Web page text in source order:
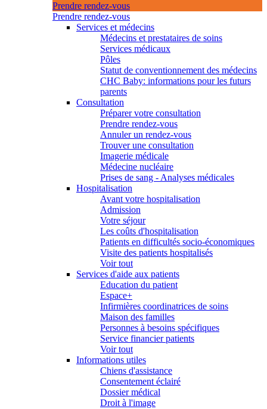
Prendre rendez-vous
Prendre rendez-vous
Services et médecins
Médecins et prestataires de soins
Services médicaux
Pôles
Statut de conventionnement des médecins
CHC Baby: informations pour les futurs
parents
Consultation
Préparer votre consultation
Prendre rendez-vous
Annuler un rendez-vous
Trouver une consultation
Imagerie médicale
Médecine nucléaire
Prises de sang - Analyses médicales
Hospitalisation
Avant votre hospitalisation
Admission
Votre séjour
Les coûts d'hospitalisation
Patients en difficultés socio-économiques
Visite des patients hospitalisés
Voir tout
Services d'aide aux patients
Education du patient
Espace+
Infirmières coordinatrices de soins
Maison des familles
Personnes à besoins spécifiques
Service financier patients
Voir tout
Informations utiles
Chiens d'assistance
Consentement éclairé
Dossier médical
Droit à l'image